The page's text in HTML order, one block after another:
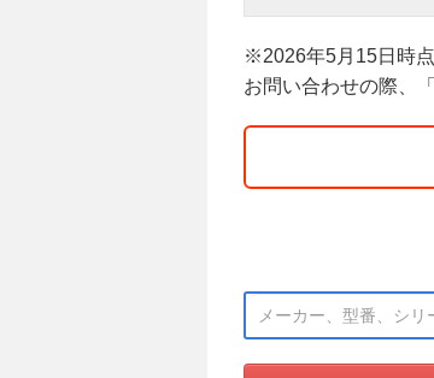
※2026年5月15日時点
お問い合わせの際、